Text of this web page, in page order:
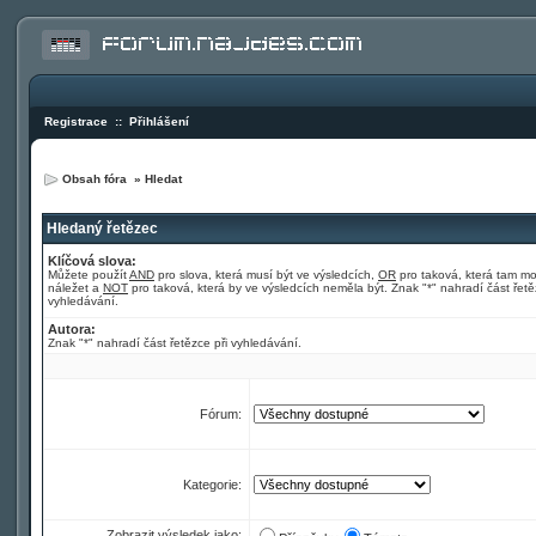
Registrace :: Přihlášení
Obsah fóra » Hledat
Hledaný řetězec
Klíčová slova:
Můžete použítAND pro slova, která musí být ve výsledcích, OR pro taková, která tam
náležet a NOT pro taková, která by ve výsledcích neměla být. Znak "*" nahradí část
vyhledávání.
Autora:
Znak "*" nahradí část řetězce při vyhledávání.
Fórum:
Kategorie: